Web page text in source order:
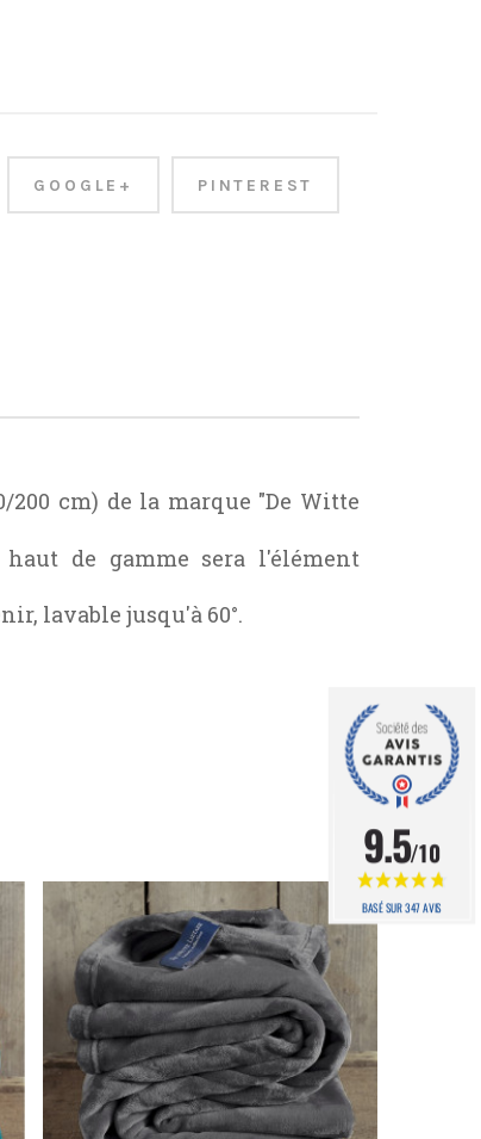
GOOGLE+ PINTEREST
cm) de la marque "De Witte
de gamme sera l'élément
lavable jusqu'à 60°.
9.5/10
BASÉ SUR 347 AVIS